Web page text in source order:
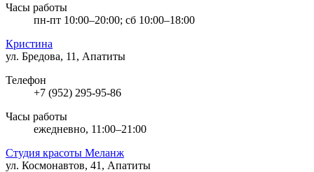
Часы работы
пн-пт 10:00–20:00; сб 10:00–18:00
Кристина
ул. Бредова, 11, Апатиты
Телефон
+7 (952) 295-95-86
Часы работы
ежедневно, 11:00–21:00
Студия красоты Меланж
ул. Космонавтов, 41, Апатиты